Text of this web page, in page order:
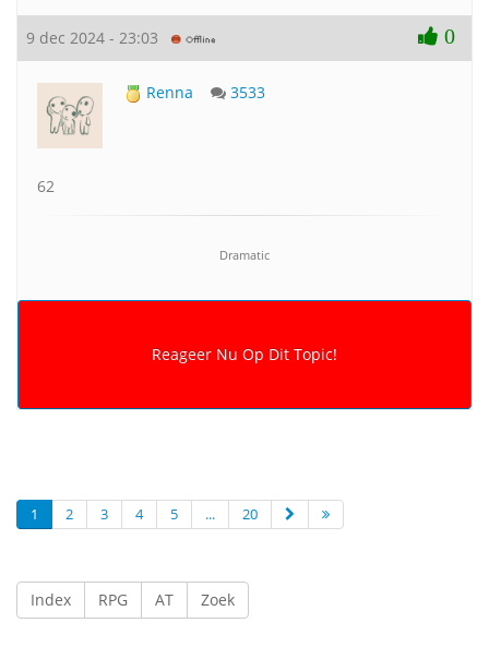
9 dec 2024 - 23:03 0
Renna 3533
62
Dramatic
1 2 3 4 5 ... 20
Index RPG AT Zoek